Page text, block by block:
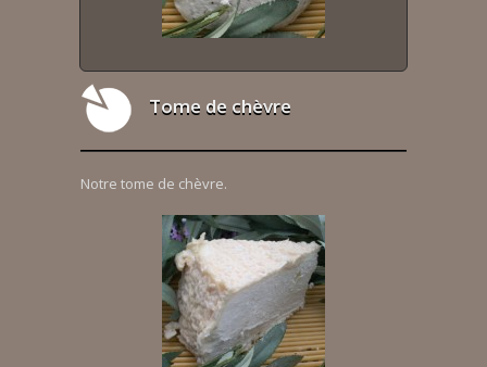
Tome de chèvre
Notre tome de chèvre.